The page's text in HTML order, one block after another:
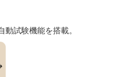
試験機能を搭載。